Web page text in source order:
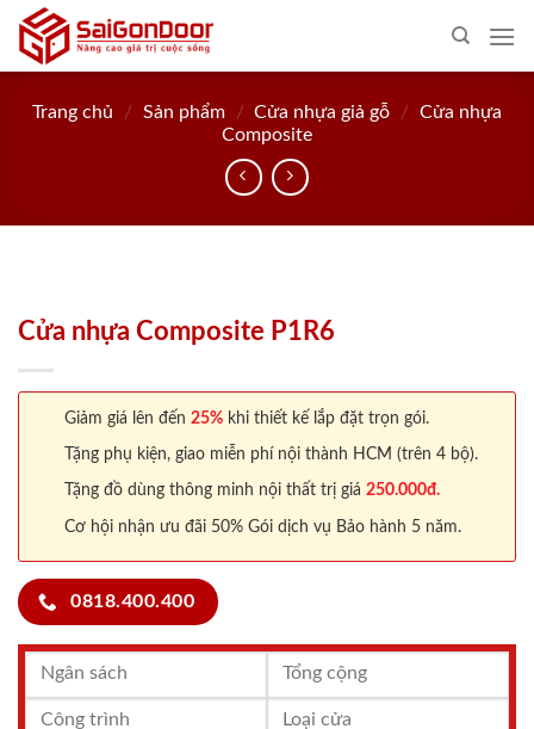
Skip
content
Trang chủ / Sản phẩm / Cửa nhựa giả gỗ /
Cửa nhựa
Composite
Cửa nhựa Composite P1R6
Giảm giá lên đến 25% khi thiết kế lắp đặt trọn gói.
Tặng phụ kiện, giao miễn phí nội thành HCM (trên 4 bộ).
Tặng đồ dùng thông minh nội thất trị giá 250.000đ.
Cơ hội nhận ưu đãi 50% Gói dịch vụ Bảo hành 5 năm.
0818.400.400